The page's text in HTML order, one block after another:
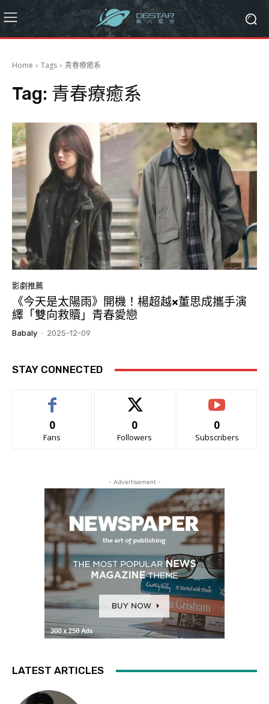
Home Tags 青春療癒系
Tag: 青春療癒系
影劇推薦
《今天是太陽雨》開機！楊超越×董思成攜手演
繹「雙向救贖」青春愛戀
Babaly - 2025-12-09
STAY CONNECTED
0
Fans
0
Followers
0
Subscribers
- Advertisement -
LATEST ARTICLES